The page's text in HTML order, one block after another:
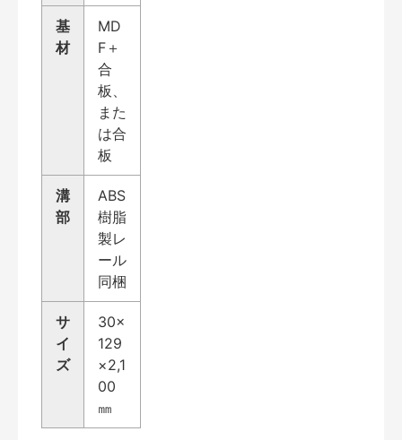
基
材
MD
F＋
合
板、
また
は合
板
溝
部
ABS
樹脂
製レ
ール
同梱
サ
イ
ズ
30×
129
×2,1
00
㎜